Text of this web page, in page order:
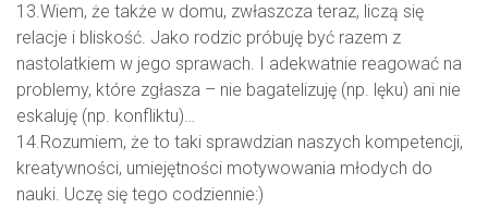
13.Wiem, że także w domu, zwłaszcza teraz, liczą się
relacje i bliskość. Jako rodzic próbuję być razem z
nastolatkiem w jego sprawach. I adekwatnie reagować na
problemy, które zgłasza – nie bagatelizuję (np. lęku) ani nie
eskaluję (np. konfliktu)…
14.Rozumiem, że to taki sprawdzian naszych kompetencji,
kreatywności, umiejętności motywowania młodych do
nauki. Uczę się tego codziennie:)